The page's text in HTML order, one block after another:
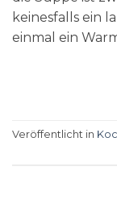
keinesfalls ein
einmal ein
Veröffentlicht in